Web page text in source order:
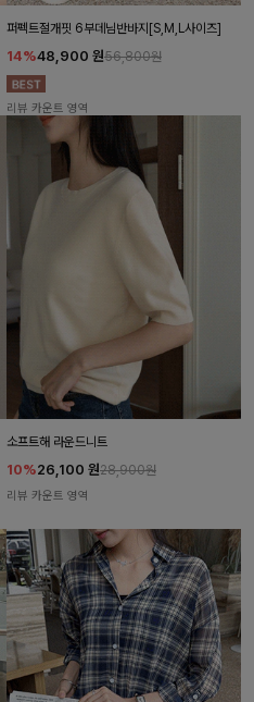
퍼펙트절개핏 6부데님반바지[S,M,L사이즈]
14%48,900 원56,800원
리뷰 카운트 영역
소프트해 라운드니트
10%26,100 원28,900원
리뷰 카운트 영역